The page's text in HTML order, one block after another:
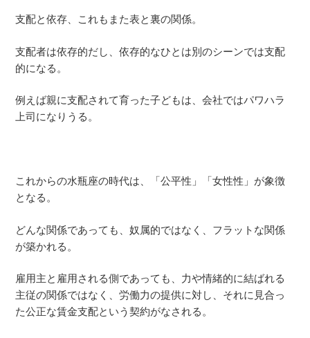
支配と依存、これもまた表と裏の関係。
支配者は依存的だし、依存的なひとは別のシーンでは支配
的になる。
例えば親に支配されて育った子どもは、会社ではパワハラ
上司になりうる。
これからの水瓶座の時代は、「公平性」「女性性」が象徴
となる。
どんな関係であっても、奴属的ではなく、フラットな関係
が築かれる。
雇用主と雇用される側であっても、力や情緒的に結ばれる
主従の関係ではなく、労働力の提供に対し、それに見合っ
た公正な賃金支配という契約がなされる。